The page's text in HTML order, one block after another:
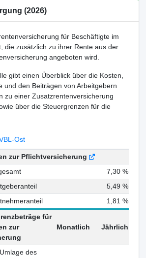
(2026)
für Beschäftigte im
die zusätzlich zu ihrer Rente aus der
angeboten wird.
gibt einen Überblick über die Kosten,
und den Beiträgen von Arbeitgebern
zu einer Zusatzrentenversicherung
über die Steuergrenzen für die
Ost
zur Pflichtversicherung
7,30 %
5,49 %
1,81 %
für
zur
Monatlich Jährlich
des